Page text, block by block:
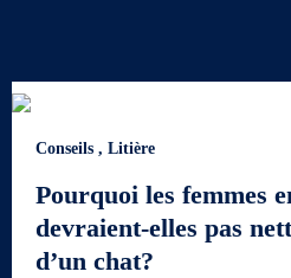
Conseils , Litière
Pourquoi les femmes
devraient-elles pas
d’un chat?